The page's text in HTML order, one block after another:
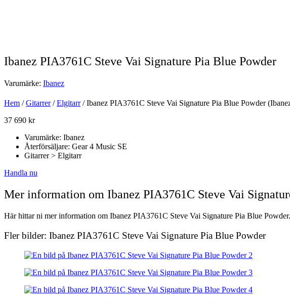
Ibanez PIA3761C Steve Vai Signature Pia Blue Powder
Varumärke: Ibanez
Hem /Gitarrer/Elgitarr/ Ibanez PIA3761C Steve Vai Signature Pia Blue Powder
37 690 kr
Varumärke: Ibanez
Återförsäljare: Gear 4 Music SE
Gitarrer > Elgitarr
Handla nu
Mer information om Ibanez PIA3761C Steve Vai
Här hittar ni mer information om Ibanez PIA3761C Steve Vai Signature Pia Blue
Fler bilder: Ibanez PIA3761C Steve Vai Signature Pia Blue Powder